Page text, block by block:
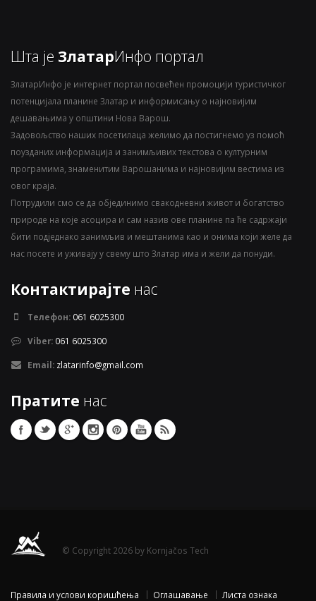
Шта је ЗлатарИнфо портал
ЗлатарИнфо је интернет портал посвећен промоцији туристичког
потенцијала планине Златар и информисању о најновијим
дешавањима у општини Нова Варош.
Задовољство наших посетилаца желимо да постигнемо уз помоћ
поузданих информација и занимљивих текстова о културним
програмима, знаменитим Варошанима и најновијим вестима из
овог краја.
Потрудили смо се да објединимо свакодневни живот и богатство
природе на које асоцира и сам назив ове планине па ће садржаји
бити подједнако занимљив и мештанима као и онима који желе да
нас посете и уживају у свему што Златар има и жели да понуди.
Контактирајте нас
Телефон: 061 6025300
Viber: 061 6025300
Email: zlatarinfo@gmail.com
Пратите нас
© Copyright 2026 by Kornjačos Tech
Правила и услови коришћења Оглашавање Листа ознака